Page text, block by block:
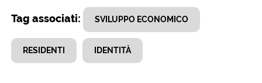
Tag associati: SVILUPPO ECONOMICO
RESIDENTI IDENTITÀ